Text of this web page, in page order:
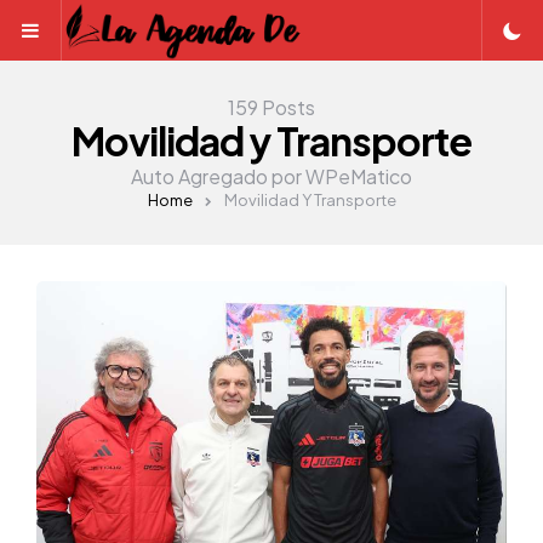
Menu
159 Posts
Movilidad y Transporte
Auto Agregado por WPeMatico
Home Movilidad Y Transporte